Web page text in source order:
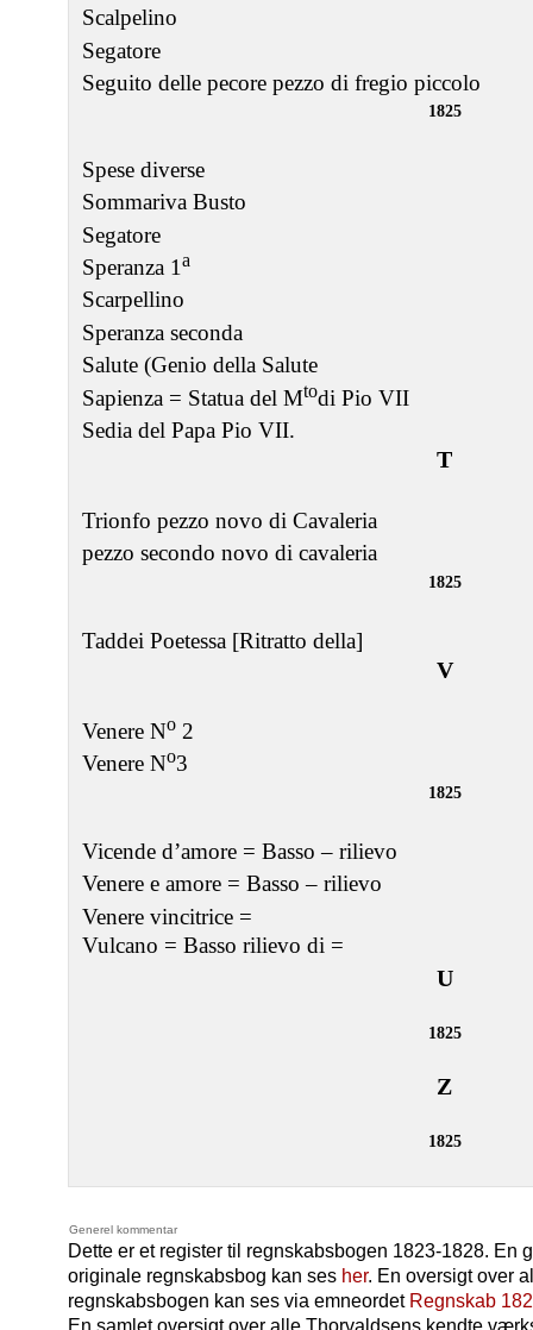
Scalpelino
Segatore
Seguito delle pecore pezzo di fregio piccolo
1825
Spese diverse
Sommariva Busto
Segatore
Speranza 1a
Scarpellino
Speranza seconda
Salute (Genio della Salute
Sapienza = Statua del Mtodi Pio VII
Sedia del Papa Pio VII.
T
Trionfo pezzo novo di Cavaleria
pezzo secondo novo di cavaleria
1825
Taddei Poetessa [Ritratto della]
V
Venere No 2
Venere No3
1825
Vicende d’amore = Basso – rilievo
Venere e amore = Basso – rilievo
Venere vincitrice =
Vulcano = Basso rilievo di =
U
1825
Z
1825
Generel kommentar
Dette er et register til regnskabsbogen 1823-1828. En
originale regnskabsbog kan ses her. En oversigt over
regnskabsbogen kan ses via emneordet Regnskab
En samlet oversigt over alle Thorvaldsens kendte